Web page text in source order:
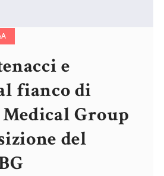
e
fianco di
Group
del